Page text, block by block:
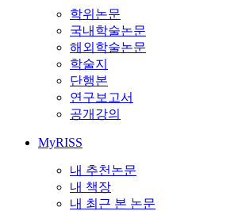
학위논문
국내학술논문
해외학술논문
학술지
단행본
연구보고서
공개강의
MyRISS
내 추천논문
내 책장
내 최근 본 논문